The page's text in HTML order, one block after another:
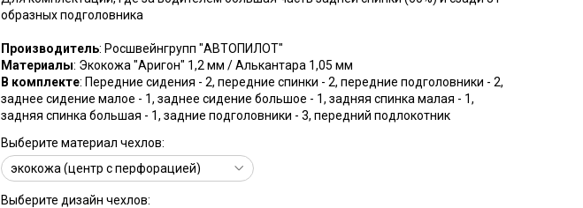
образных подголовника
Производитель: Росшвейнгрупп "АВТОПИЛОТ"
Материалы: Экокожа "Аригон" 1,2 мм / Алькантара 1,05 мм
В комплекте: Передние сидения - 2, передние спинки - 2, передние подголовники - 2,
заднее сидение малое - 1, заднее сидение большое - 1, задняя спинка малая - 1,
задняя спинка большая - 1, задние подголовники - 3, передний подлокотник
Выберите материал чехлов:
Выберите дизайн чехлов: